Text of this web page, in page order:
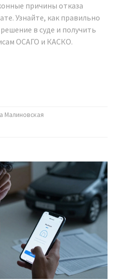
причины отказа
Узнайте, как правильно
в суде и получить
ОСАГО и КАСКО.
Малиновская